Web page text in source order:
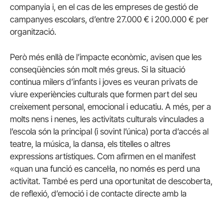
companyia i, en el cas de les empreses de gestió de
campanyes escolars, d’entre 27.000 € i 200.000 € per
organització.
Però més enllà de l’impacte econòmic, avisen que les
conseqüències són molt més greus. Si la situació
continua milers d’infants i joves es veuran privats de
viure experiències culturals que formen part del seu
creixement personal, emocional i educatiu. A més, per a
molts nens i nenes, les activitats culturals vinculades a
l’escola són la principal (i sovint l’única) porta d’accés al
teatre, la música, la dansa, els titelles o altres
expressions artístiques. Com afirmen en el manifest
«quan una funció es cancel·la, no només es perd una
activitat. També es perd una oportunitat de descoberta,
de reflexió, d’emoció i de contacte directe amb la